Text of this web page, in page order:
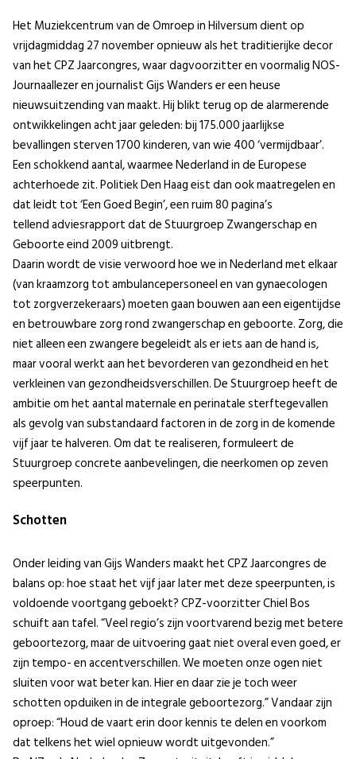
Het Muziekcentrum van de Omroep in Hilversum dient op
vrijdagmiddag 27 november opnieuw als het traditierijke decor
van het CPZ Jaarcongres, waar dagvoorzitter en voormalig NOS-
Journaallezer en journalist Gijs Wanders er een heuse
nieuwsuitzending van maakt. Hij blikt terug op de alarmerende
ontwikkelingen acht jaar geleden: bij 175.000 jaarlijkse
bevallingen sterven 1700 kinderen, van wie 400 ‘vermijdbaar’.
Een schokkend aantal, waarmee Nederland in de Europese
achterhoede zit. Politiek Den Haag eist dan ook maatregelen en
dat leidt tot ‘Een Goed Begin’, een ruim 80 pagina’s
tellend adviesrapport dat de Stuurgroep Zwangerschap en
Geboorte eind 2009 uitbrengt.
Daarin wordt de visie verwoord hoe we in Nederland met elkaar
(van kraamzorg tot ambulancepersoneel en van gynaecologen
tot zorgverzekeraars) moeten gaan bouwen aan een eigentijdse
en betrouwbare zorg rond zwangerschap en geboorte. Zorg, die
niet alleen een zwangere begeleidt als er iets aan de hand is,
maar vooral werkt aan het bevorderen van gezondheid en het
verkleinen van gezondheidsverschillen. De Stuurgroep heeft de
ambitie om het aantal maternale en perinatale sterftegevallen
als gevolg van substandaard factoren in de zorg in de komende
vijf jaar te halveren. Om dat te realiseren, formuleert de
Stuurgroep concrete aanbevelingen, die neerkomen op zeven
speerpunten.
Schotten
Onder leiding van Gijs Wanders maakt het CPZ Jaarcongres de
balans op: hoe staat het vijf jaar later met deze speerpunten, is
voldoende voortgang geboekt? CPZ-voorzitter Chiel Bos
schuift aan tafel. “Veel regio’s zijn voortvarend bezig met betere
geboortezorg, maar de uitvoering gaat niet overal even goed, er
zijn tempo- en accentverschillen. We moeten onze ogen niet
sluiten voor wat beter kan. Hier en daar zie je toch weer
schotten opduiken in de integrale geboortezorg.” Vandaar zijn
oproep: “Houd de vaart erin door kennis te delen en voorkom
dat telkens het wiel opnieuw wordt uitgevonden.”